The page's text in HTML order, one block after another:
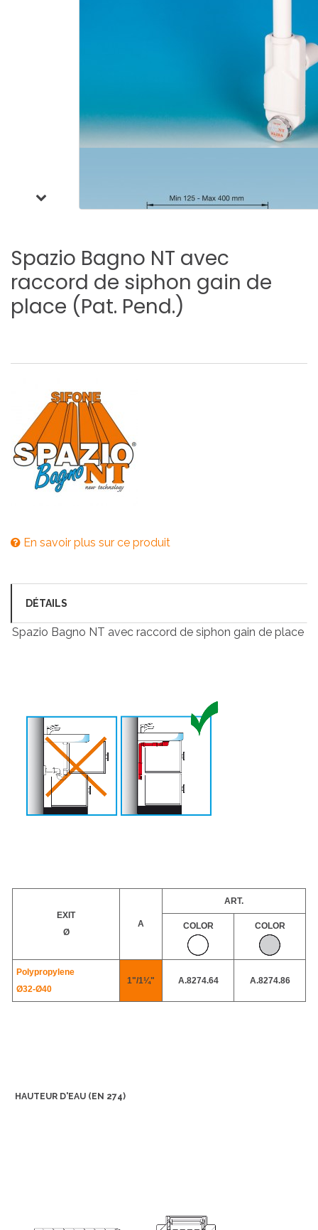
Spazio Bagno NT avec
raccord de siphon gain de
place (Pat. Pend.)
En savoir plus sur ce produit
DÉTAILS
Spazio Bagno NT avec raccord de siphon gain de place
EXIT
Ø
A
ART.
COLOR COLOR
Polypropylene
Ø32-Ø40
1"/1¼" A.8274.64 A.8274.86
HAUTEUR D'EAU (EN 274)